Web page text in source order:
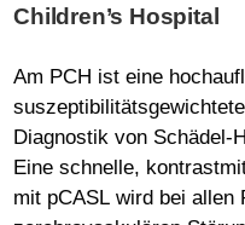
Children’s Hospital
Am PCH ist eine
Diagnostik von Schädel-
Eine schnelle,
mit pCASL wird bei allen